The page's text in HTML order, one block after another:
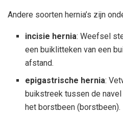
Andere soorten hernia’s zijn
incisie hernia: Weefsel
een buiklitteken van een
afstand.
epigastrische hernia:
buikstreek tussen de
het borstbeen (borstbeen).